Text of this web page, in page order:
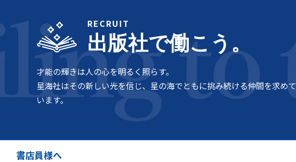
RECRUIT
出版社で働こう。
才能の輝きは人の心を明るく照らす。
星海社はその新しい光を信じ、星の海でともに挑み続ける仲間を求めて
います。
書店員様へ